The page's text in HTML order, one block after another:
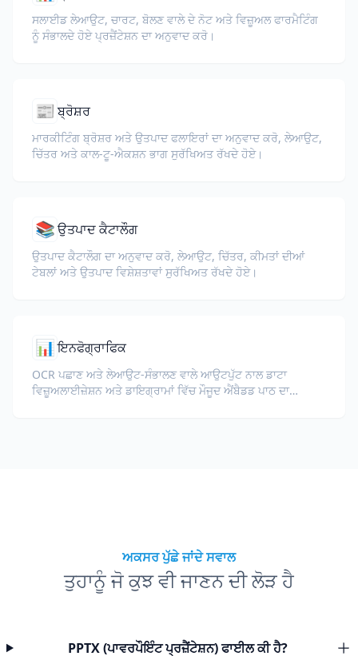
ਸਲਾਈਡ ਲੇਆਉਟ, ਚਾਰਟ, ਬੋਲਣ ਵਾਲੇ ਦੇ ਨੋਟ ਅਤੇ ਵਿਜ਼ੂਅਲ ਫਾਰਮੈਟਿੰਗ
ਨੂੰ ਸੰਭਾਲਦੇ ਹੋਏ ਪ੍ਰਜ਼ੈਂਟੇਸ਼ਨ ਦਾ ਅਨੁਵਾਦ ਕਰੋ।
📰 ਬ੍ਰੋਸ਼ਰ
ਮਾਰਕੀਟਿੰਗ ਬ੍ਰੋਸ਼ਰ ਅਤੇ ਉਤਪਾਦ ਫਲਾਇਰਾਂ ਦਾ ਅਨੁਵਾਦ ਕਰੋ, ਲੇਆਉਟ,
ਚਿੱਤਰ ਅਤੇ ਕਾਲ-ਟੂ-ਐਕਸ਼ਨ ਭਾਗ ਸੁਰੱਖਿਅਤ ਰੱਖਦੇ ਹੋਏ।
📚ਉਤਪਾਦ ਕੈਟਾਲੌਗ
ਉਤਪਾਦ ਕੈਟਾਲੌਗ ਦਾ ਅਨੁਵਾਦ ਕਰੋ, ਲੇਆਉਟ, ਚਿੱਤਰ, ਕੀਮਤਾਂ ਦੀਆਂ
ਟੇਬਲਾਂ ਅਤੇ ਉਤਪਾਦ ਵਿਸ਼ੇਸ਼ਤਾਵਾਂ ਸੁਰੱਖਿਅਤ ਰੱਖਦੇ ਹੋਏ।
📊 ਇਨਫੋਗ੍ਰਾਫਿਕ
OCR ਪਛਾਣ ਅਤੇ ਲੇਆਉਟ-ਸੰਭਾਲਣ ਵਾਲੇ ਆਉਟਪੁੱਟ ਨਾਲ ਡਾਟਾ
ਵਿਜ਼ੂਅਲਾਈਜ਼ੇਸ਼ਨ ਅਤੇ ਡਾਇਗ੍ਰਾਮਾਂ ਵਿੱਚ ਮੌਜੂਦ ਐਂਬੈਡਡ ਪਾਠ ਦਾ
ਅਕਸਰ ਪੁੱਛੇ ਜਾਂਦੇ ਸਵਾਲ
ਤੁਹਾਨੂੰ ਜੋ ਕੁਝ ਵੀ ਜਾਣਨ ਦੀ ਲੋੜ ਹੈ
PPTX (ਪਾਵਰਪੌਇੰਟ ਪ੍ਰਜ਼ੈਂਟੇਸ਼ਨ) ਫਾਈਲ ਕੀ ਹੈ?